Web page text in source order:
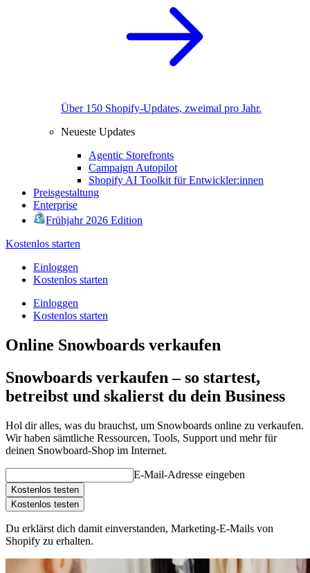
Über 150 Shopify-Updates, zweimal pro Jahr.
Neueste Updates
Agentic Storefronts
Campaign Autopilot
Shopify AI Toolkit für Entwickler:innen
Preisgestaltung
Enterprise
Frühjahr 2026 Edition
Kostenlos starten
Einloggen
Kostenlos starten
Einloggen
Kostenlos starten
Online Snowboards verkaufen
Snowboards verkaufen – so startest,
betreibst und skalierst du dein Business
Hol dir alles, was du brauchst, um Snowboards online zu verkaufen.
Wir haben sämtliche Ressourcen, Tools, Support und mehr für
deinen Snowboard-Shop im Internet.
E-Mail-Adresse eingeben
Kostenlos testen
Kostenlos testen
Du erklärst dich damit einverstanden, Marketing-E-Mails von
Shopify zu erhalten.